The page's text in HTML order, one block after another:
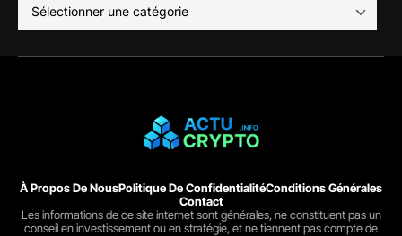
À Propos De NousPolitique De ConfidentialitéConditions Générales
Contact
Les informations de ce site internet sont générales, ne constituent pas un
conseil en investissement ou en stratégie, et ne tiennent pas compte de